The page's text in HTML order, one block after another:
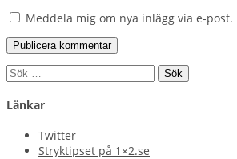
Meddela mig om nya inlägg via e-post.
Sök
Länkar
Twitter
Stryktipset på 1×2.se